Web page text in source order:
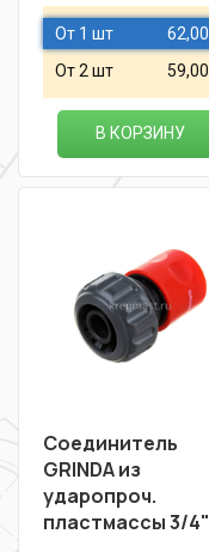
От 1 шт 62,00
От 2 шт 59,00
В КОРЗИНУ
Соединитель
GRINDA из
ударопроч.
пластмассы 3/4"